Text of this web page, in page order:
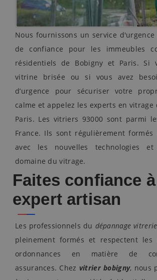
Nous fournissons un service
de confiance pour les immeubles
résidentiels de Bobigny et Paris. Si
vitrine brisée ou si vous avez
d’urgence pour sécuriser votre
calme et appelez les experts en vitrage
Paris. Les vitriers 93000 sont parmi
France. Ils sont régulièrement
avec les nouvelles technologies
domaine du vitrage.
Faites confiance
expert artisan
Les professionnels du dépannage
pleinement formés et respectent les
ordonnances en matière de
assurances. Chez vitrier bobigny, nous